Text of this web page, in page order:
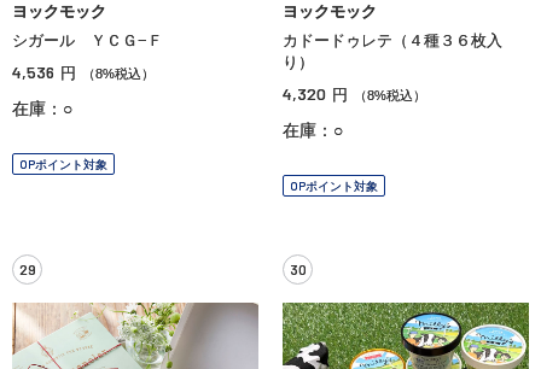
ヨックモック
シガール ＹＣＧ−Ｆ
4,536 円 （8%税込）
在庫：○
OPポイント対象
ヨックモック
カドードゥレテ（４種３６枚入
り）
4,320 円 （8%税込）
在庫：○
OPポイント対象
29 30